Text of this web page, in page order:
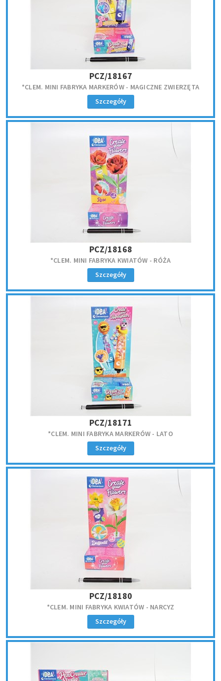
PCZ/18167
*CLEM. MINI FABRYKA MARKERÓW - MAGICZNE ZWIERZĘTA
Szczegóły
PCZ/18168
*CLEM. MINI FABRYKA KWIATÓW - RÓŻA
Szczegóły
PCZ/18171
*CLEM. MINI FABRYKA MARKERÓW - LATO
Szczegóły
PCZ/18180
*CLEM. MINI FABRYKA KWIATÓW - NARCYZ
Szczegóły